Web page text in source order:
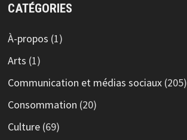
CATÉGORIES
À-propos (1)
Arts (1)
Communication et médias sociaux(205)
Consommation (20)
Culture(69)